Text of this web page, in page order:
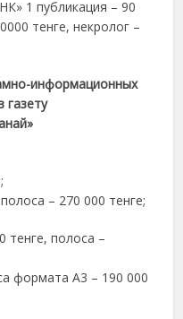
1 публикация – 90
тенге, некролог –
информационных
газету
– 270 000 тенге;
тенге, полоса –
формата А3 – 190 000